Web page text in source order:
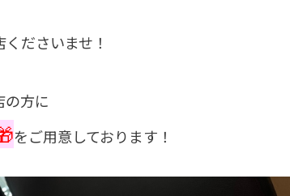
ださいませ！
の方に
をご用意しております！